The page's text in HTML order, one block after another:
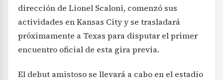
dirección de Lionel Scaloni, comenzó sus
actividades en Kansas City y se trasladará
próximamente a Texas para disputar el primer
encuentro oficial de esta gira previa.
El debut amistoso se llevará a cabo en el estadio